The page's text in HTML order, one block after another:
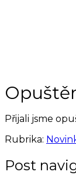
Přijali jsme
Rubrika:
Post